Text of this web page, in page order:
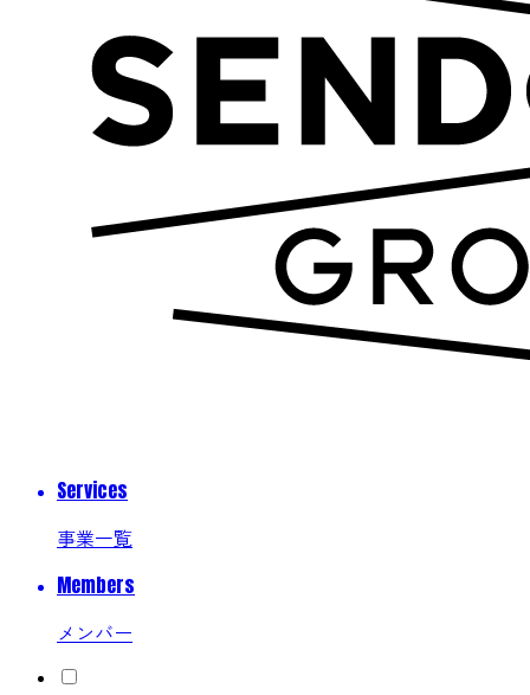
Services
事業一覧
Members
メンバー